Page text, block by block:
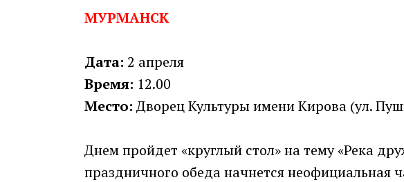
МУРМАНСК
Дата: 2 апреля
Время: 12.00
Место:Дворец Культуры имени Кирова (ул.
Днем пройдет «круглый стол» на тему «Река
праздничного обеда начнется неофициальная